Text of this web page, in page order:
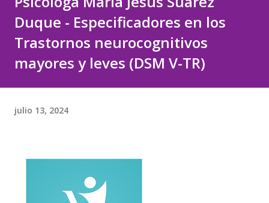
Duque - Especificadores en los
Trastornos neurocognitivos
mayores y leves (DSM V-TR)
julio 13, 2024